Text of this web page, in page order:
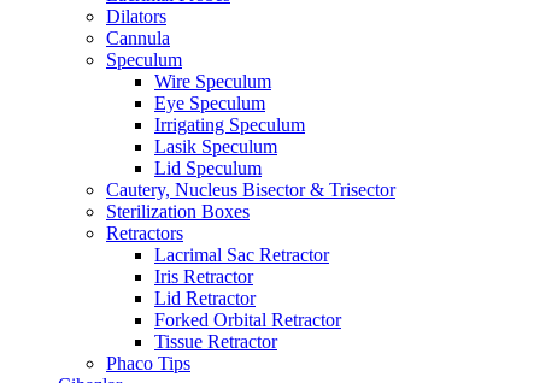
Dilators
Cannula
Speculum
Wire Speculum
Eye Speculum
Irrigating Speculum
Lasik Speculum
Lid Speculum
Cautery, Nucleus Bisector & Trisector
Sterilization Boxes
Retractors
Lacrimal Sac Retractor
Iris Retractor
Lid Retractor
Forked Orbital Retractor
Tissue Retractor
Phaco Tips